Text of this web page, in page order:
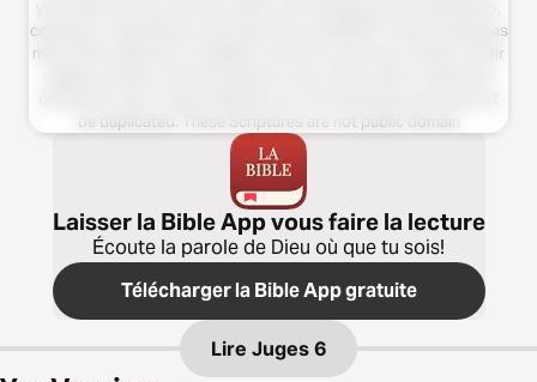
copying or reposting on the internet is prohibited. These Scriptures
may not be altered or modified in any form and must remain in their
be duplicated. These Scriptures are not public domain
Laisser la Bible App vous faire la lecture
Écoute la parole de Dieu où que tu sois!
Télécharger la Bible App gratuite
Lire Juges 6